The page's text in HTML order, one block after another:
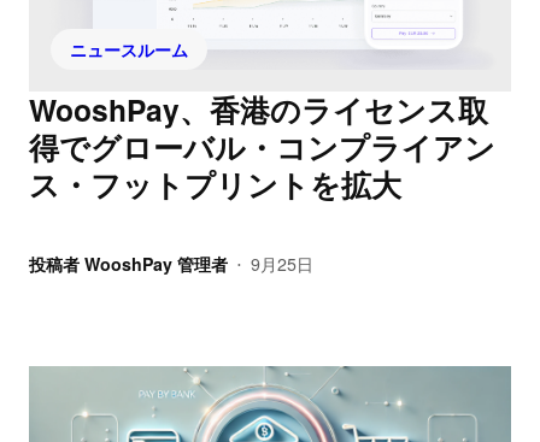
ニュースルーム
WooshPay、香港のライセンス取
得でグローバル・コンプライアン
ス・フットプリントを拡大
投稿者 WooshPay 管理者 • 9月25日